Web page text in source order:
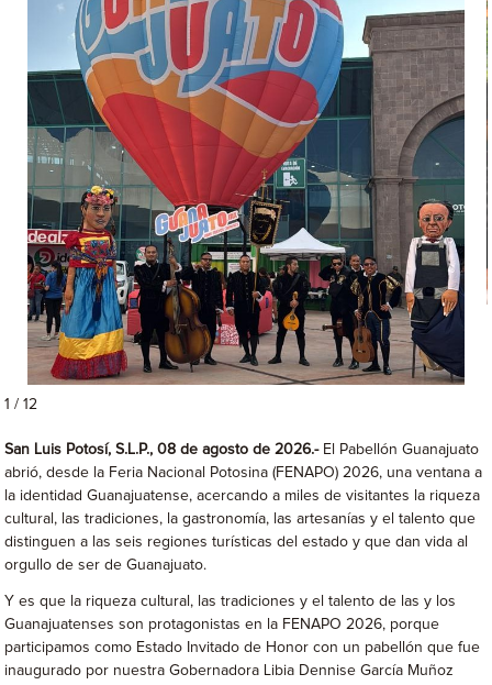
1 / 12
San Luis Potosí, S.L.P., 08 de agosto de 2026.-El Pabellón Guanajuato
abrió, desde la Feria Nacional Potosina (FENAPO) 2026, una ventana a
la identidad Guanajuatense, acercando a miles de visitantes la riqueza
cultural, las tradiciones, la gastronomía, las artesanías y el talento que
distinguen a las seis regiones turísticas del estado y que dan vida al
orgullo de ser de Guanajuato.
Y es que la riqueza cultural, las tradiciones y el talento de las y los
Guanajuatenses son protagonistas en la FENAPO 2026, porque
participamos como Estado Invitado de Honor con un pabellón que fue
inaugurado por nuestra Gobernadora Libia Dennise García Muñoz